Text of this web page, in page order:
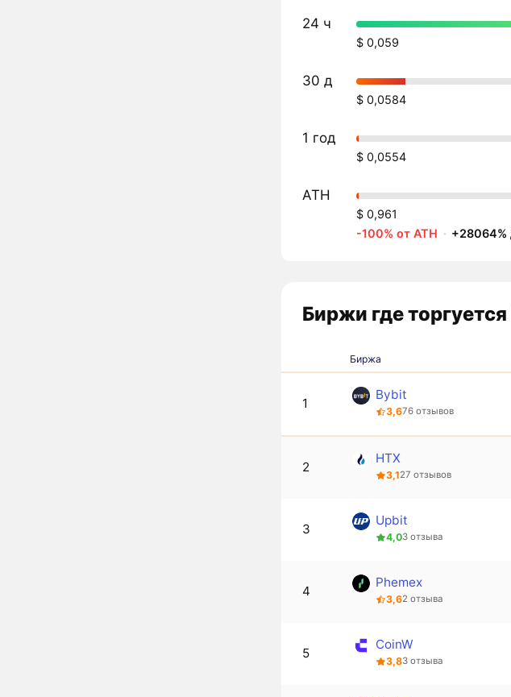
24 ч
$ 0,059
30 д
$ 0,0584
1 год
$ 0,0554
ATH
$ 0,961
-100% от ATH · +28064%
Биржи где торгуется
Биржа
1
Bybit
3,676 отзывов
2
HTX
3,127 отзывов
3
Upbit
4,03 отзыва
4
Phemex
3,62 отзыва
5
CoinW
3,83 отзыва